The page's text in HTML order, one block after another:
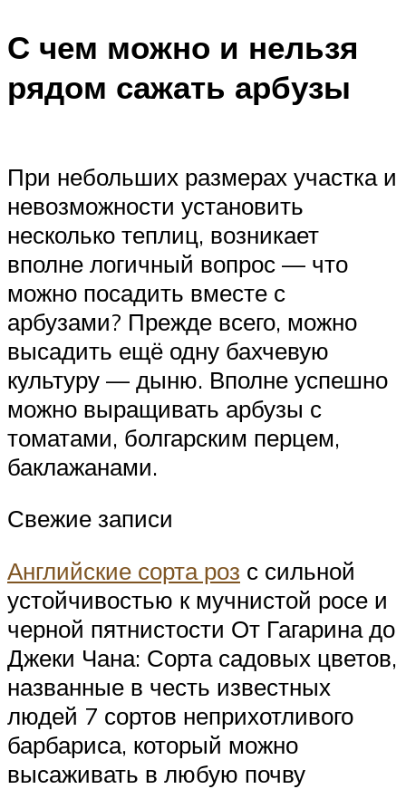
С чем можно и нельзя
рядом сажать арбузы
При небольших размерах участка и
невозможности установить
несколько теплиц, возникает
вполне логичный вопрос — что
можно посадить вместе с
арбузами? Прежде всего, можно
высадить ещё одну бахчевую
культуру — дыню. Вполне успешно
можно выращивать арбузы с
томатами, болгарским перцем,
баклажанами.
Свежие записи
Английские сорта роз с сильной
устойчивостью к мучнистой росе и
черной пятнистости От Гагарина до
Джеки Чана: Сорта садовых цветов,
названные в честь известных
людей 7 сортов неприхотливого
барбариса, который можно
высаживать в любую почву